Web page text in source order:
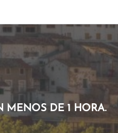
MENOS DE 1 HORA.